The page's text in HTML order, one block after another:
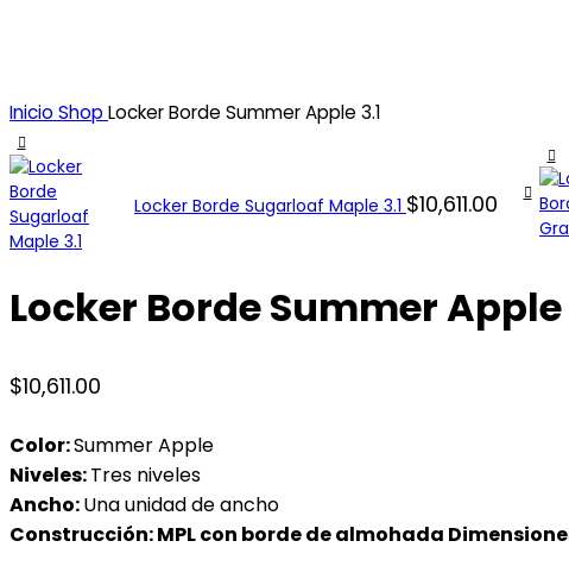
Inicio Shop Locker Borde Summer Apple 3.1
Locker Borde Sugarloaf Maple 3.1 $10,611.00
Locker Borde Summer Apple
$10,611.00
Color:Summer Apple
Niveles:Tres niveles
Ancho:Una unidad de ancho
Construcción: MPL con borde de almohada